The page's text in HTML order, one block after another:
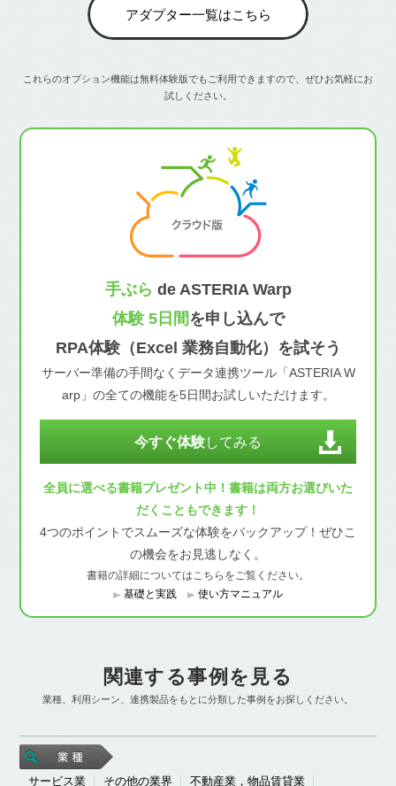
アダプター一覧はこちら
これらのオプション機能は無料体験版でもご利用できますので、ぜひお気軽にお
試しください。
手ぶら de ASTERIA Warp
体験 5日間を申し込んで
RPA体験（Excel 業務自動化）を試そう
サーバー準備の手間なくデータ連携ツール「ASTERIA W
arp」の全ての機能を5日間お試しいただけます。
今すぐ体験してみる
全員に選べる書籍プレゼント中！書籍は両方お選びいた
だくこともできます！
4つのポイントでスムーズな体験をバックアップ！ぜひこ
の機会をお見逃しなく。
書籍の詳細についてはこちらをご覧ください。
基礎と実践
使い方マニュアル
関連する事例を見る
業種、利用シーン、連携製品をもとに分類した事例をお探しください。
サービス業 その他の業界 不動産業，物品賃貸業